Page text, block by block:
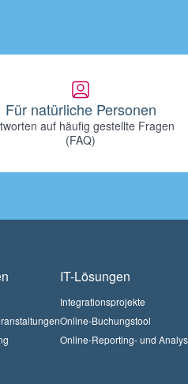
Für natürliche Personen
auf häufig gestellte Fragen
(FAQ)
IT-Lösungen
Integrationsprojekte
Online-Buchungstool
Online-Reporting- und